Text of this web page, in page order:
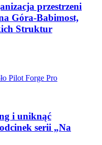
przestrzeni
Góra-Babimost,
Struktur
i uniknąć
serii „Na